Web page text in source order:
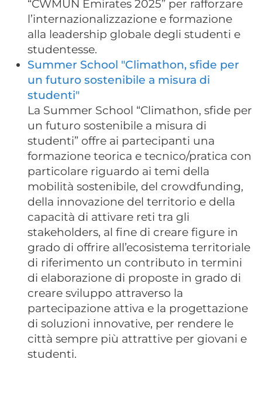
“CWMUN Emirates 2025” per rafforzare
l’internazionalizzazione e formazione
alla leadership globale degli studenti e
studentesse.
Summer School "Climathon, sfide per
un futuro sostenibile a misura di
studenti"
La Summer School “Climathon, sfide per
un futuro sostenibile a misura di
studenti” offre ai partecipanti una
formazione teorica e tecnico/pratica con
particolare riguardo ai temi della
mobilità sostenibile, del crowdfunding,
della innovazione del territorio e della
capacità di attivare reti tra gli
stakeholders, al fine di creare figure in
grado di offrire all’ecosistema territoriale
di riferimento un contributo in termini
di elaborazione di proposte in grado di
creare sviluppo attraverso la
partecipazione attiva e la progettazione
di soluzioni innovative, per rendere le
città sempre più attrattive per giovani e
studenti.